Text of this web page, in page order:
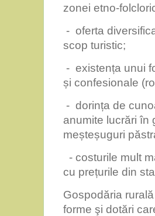
zonei etno-
- oferta
scop turistic;
- existența unui
și confesionale
- dorința de
anumite lucrări în
meșteșuguri
- costurile mult
cu prețurile din
Gospodăria
forme şi dotări